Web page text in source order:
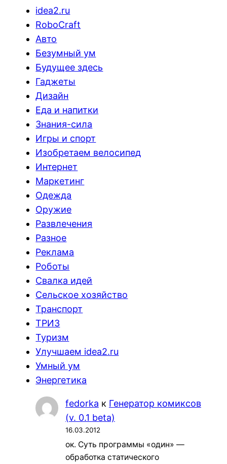
idea2.ru
RoboCraft
Авто
Безумный ум
Будущее здесь
Гаджеты
Дизайн
Еда и напитки
Знания-сила
Игры и спорт
Изобретаем велосипед
Интернет
Маркетинг
Одежда
Оружие
Развлечения
Разное
Реклама
Роботы
Свалка идей
Сельское хозяйство
Транспорт
ТРИЗ
Туризм
Улучшаем idea2.ru
Умный ум
Энергетика
fedorka к Генератор комиксов
(v. 0.1 beta)
16.03.2012
ок. Суть программы «один» —
обработка статического